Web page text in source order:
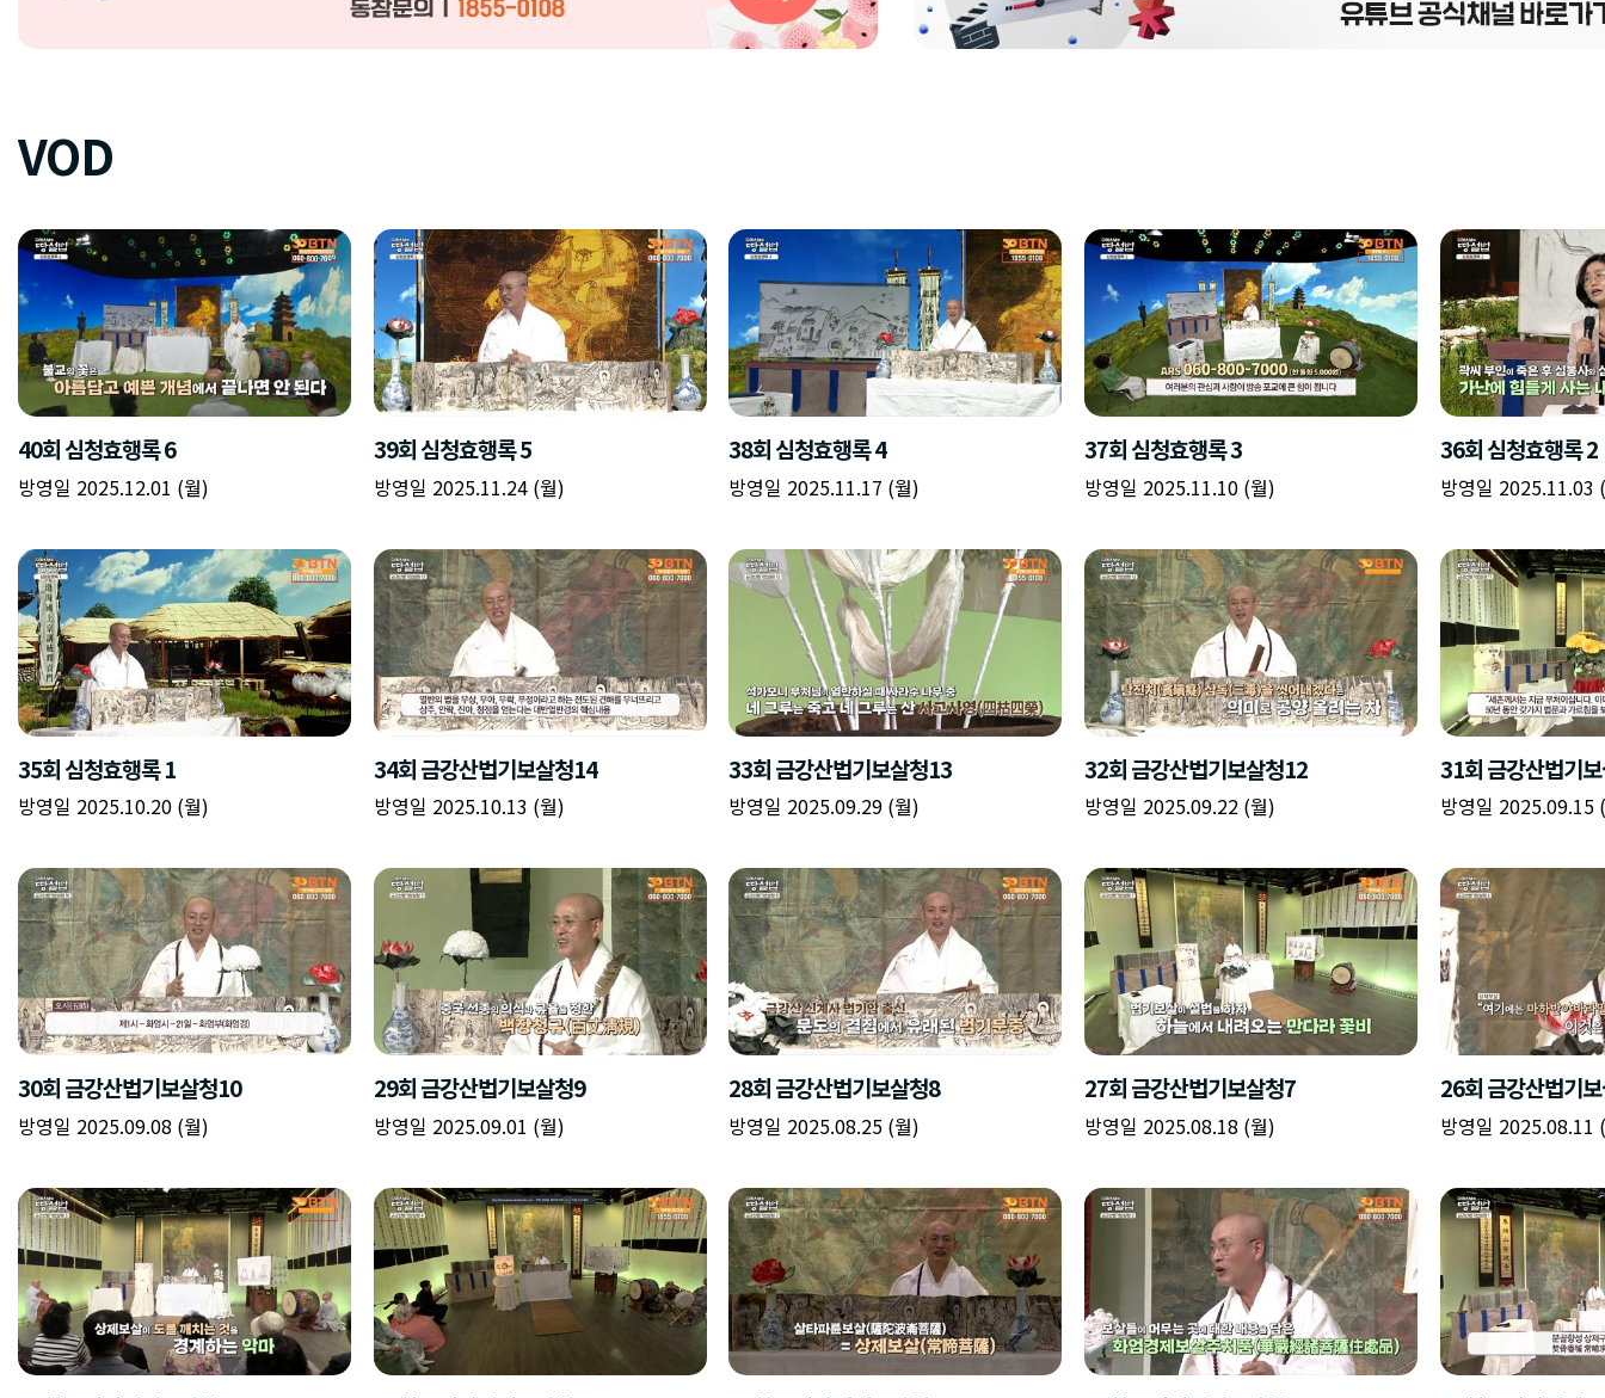
책
력
이름
닫기
구
입
력
이름
시작시간
종료시간
확인
닫기
플
스
트
추
가
이름
주소
이미지
설명
닫기